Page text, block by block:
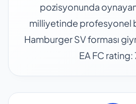
pozisyonunda
milliyetinde profesyonel
Hamburger SV forması
EA FC rating: